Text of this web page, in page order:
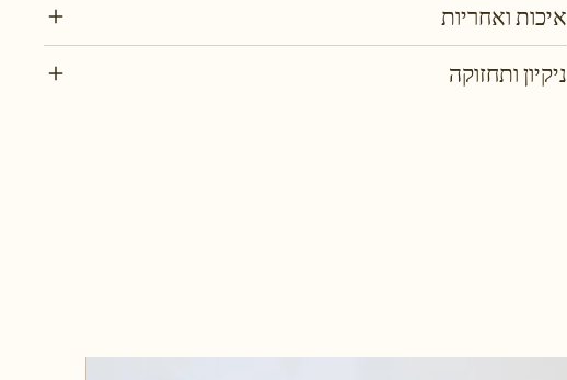
איכות ואחריות
ניקיון ותחזוקה